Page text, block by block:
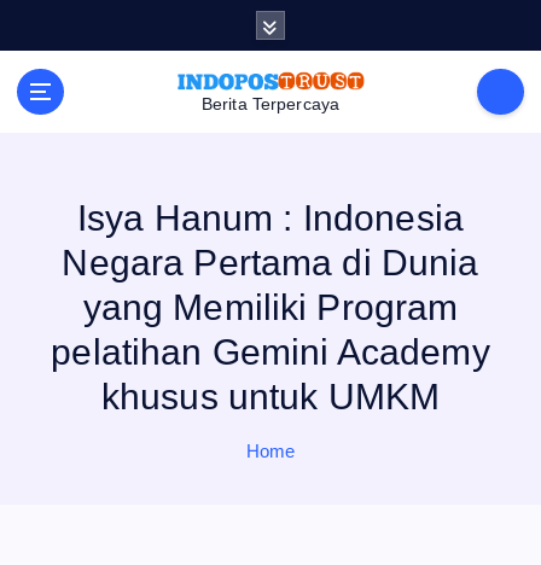
i
Berita Terpercaya
Isya Hanum : Indonesia
Negara Pertama di Dunia
yang Memiliki Program
pelatihan Gemini Academy
khusus untuk UMKM
Home